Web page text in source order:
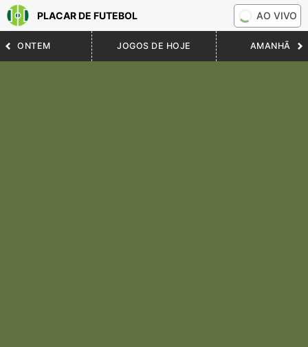
PLACAR DE FUTEBOL AO VIVO
ONTEM JOGOS DE HOJE AMANHÃ